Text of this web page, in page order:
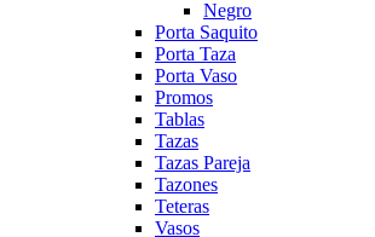
Negro
Porta Saquito
Porta Taza
Porta Vaso
Promos
Tablas
Tazas
Tazas Pareja
Tazones
Teteras
Vasos